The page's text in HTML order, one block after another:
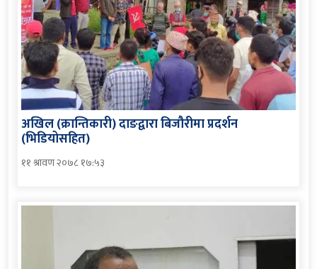
अखिल (क्रान्तिकारी) दाङद्वारा बिजौरीमा प्रदर्शन
(भिडियोसहित)
११ श्रावण २०७८ १७:५३